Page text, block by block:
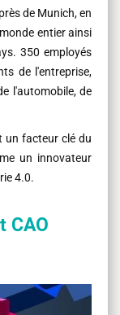
de Munich, en
entier ainsi
350 employés
de l'entreprise,
l'automobile, de
un facteur clé du
un innovateur
4.0.
CAO